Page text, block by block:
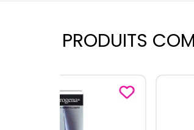
PRODUITS